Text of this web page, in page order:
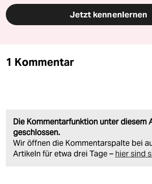
Jetzt kennenlernen
1 Kommentar
Die Kommentarfunktion unter diesem
geschlossen.
Wir öffnen die Kommentarspalte bei
Artikeln für etwa drei Tage – hier sind